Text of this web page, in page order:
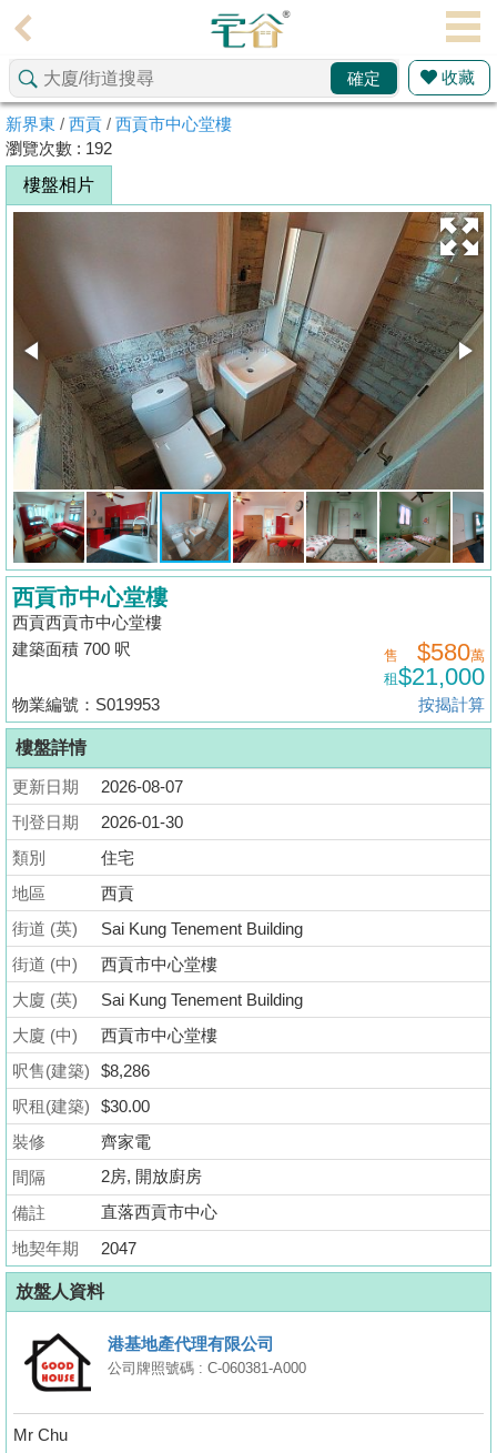
理
主
頁
搵
樓/
放
盤
宅
谷
按
揭
地
產
博
客
地
產
新
聞
數
據
公
佈
置
業
手
冊
關
於
我
們
確定 收藏
新界東 / 西貢 / 西貢市中心堂樓
瀏覽次數 : 192
樓盤相片
西貢市中心堂樓
西貢西貢市中心堂樓
建築面積 700 呎
售 $580萬
租$21,000
物業編號：S019953 按揭計算
樓盤詳情
更新日期
2026-08-07
刊登日期
2026-01-30
類別
住宅
地區
西貢
街道 (英)
Sai Kung Tenement Building
街道 (中)
西貢市中心堂樓
大廈 (英)
Sai Kung Tenement Building
大廈 (中)
西貢市中心堂樓
呎售(建築)
$8,286
呎租(建築)
$30.00
裝修
齊家電
間隔
2房, 開放廚房
備註
直落西貢市中心
地契年期
2047
放盤人資料
港基地產代理有限公司
公司牌照號碼 : C-060381-A000
Mr Chu